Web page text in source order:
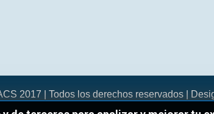
2017 | Todos los derechos reservados |